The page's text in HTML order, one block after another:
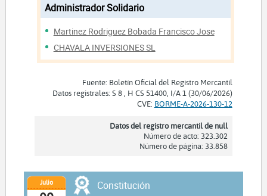
Administrador Solidario
Martinez Rodriguez Bobada Francisco Jose
CHAVALA INVERSIONES SL
Fuente: Boletín Oficial del Registro Mercantil
Datos registrales: S 8 , H CS 51400, I/A 1 (30/06/2026)
CVE: BORME-A-2026-130-12
Datos del registro mercantil de null
Número de acto: 323.302
Número de página: 33.858
Julio Constitución